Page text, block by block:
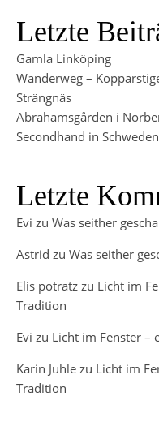
Letzte
Gamla Linköping
Wanderweg –
Strängnäs
Abrahamsgården i
Secondhand in Schweden
Letzte
Evi zu Was seither
Astrid zu Was seither
Elis potratz zu Licht im
Tradition
Evi zu Licht im Fenster –
Karin Juhle zu Licht im
Tradition